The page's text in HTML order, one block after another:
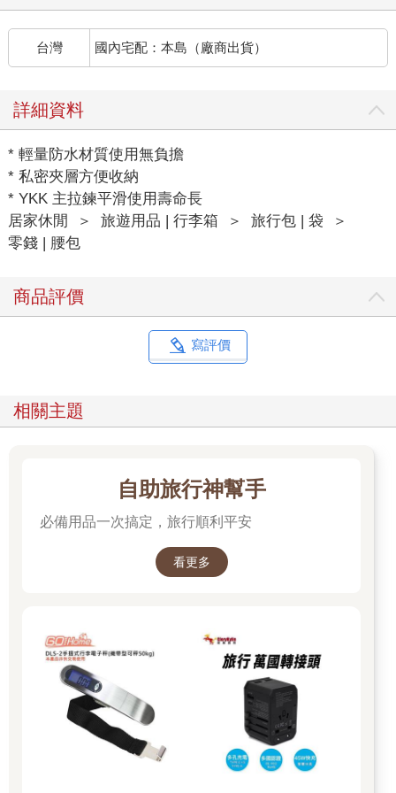
台灣 國內宅配：本島（廠商出貨）
詳細資料
* 輕量防水材質使用無負擔
* 私密夾層方便收納
* YKK 主拉鍊平滑使用壽命長
居家休閒
＞ 旅遊用品 | 行李箱 ＞ 旅行包 | 袋
＞
零錢 | 腰包
商品評價
寫評價
相關主題
自助旅行神幫手
必備用品一次搞定，旅行順利平安
看更多